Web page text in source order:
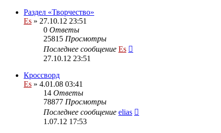
Раздел «Творчество»
Es » 27.10.12 23:51
0 Ответы
25815 Просмотры
Последнее сообщение Es
27.10.12 23:51
Кроссворд
Es » 4.01.08 03:41
14 Ответы
78877 Просмотры
Последнее сообщение elias
1.07.12 17:53